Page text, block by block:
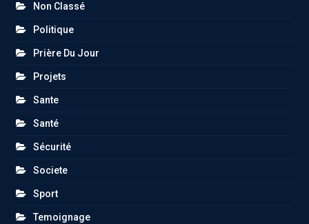
Non Classé
Politique
Prière Du Jour
Projets
Sante
Santé
Sécurité
Societe
Sport
Temoignage